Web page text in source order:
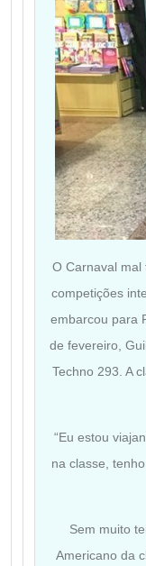
O Carnaval
competições
embarcou para
de fevereiro,
Techno 293. A
“Eu estou
na classe,
Sem muito
Americano da